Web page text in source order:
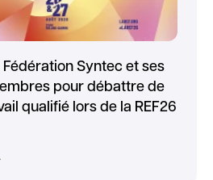
Syntec et ses
pour débattre de
qualifié lors de la REF26